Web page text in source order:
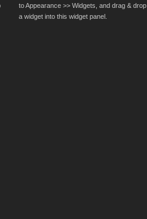
to Appearance >> Widgets, and drag & drop
a widget into this widget panel.